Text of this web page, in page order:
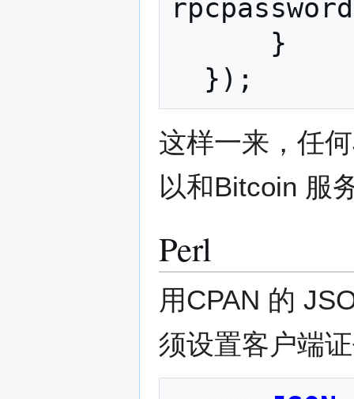
rpcpassword
}
});
这样一来，任
以和Bitcoin 服
Perl
用CPAN 的
须设置客户端